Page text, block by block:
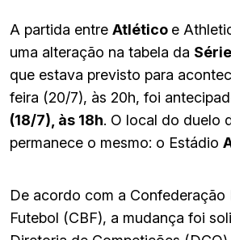
A partida entre Atlético e
uma alteração na tabela da
que estava previsto para
feira (20/7), às 20h, foi
(18/7), às 18h. O local do duelo
permanece o mesmo: o Estádio
De acordo com a Confederação
Futebol (CBF), a mudança foi